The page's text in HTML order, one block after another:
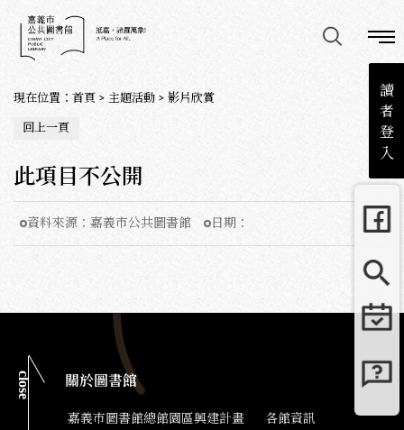
讀
者
登
入
現在位置 ： 首頁 > 主題活動 > 影片欣賞
回上一頁
此項目不公開
資料來源： 嘉義市公共圖書館 日期：
close 關於圖書館
嘉義市圖書館總館園區興建計畫 各館資訊